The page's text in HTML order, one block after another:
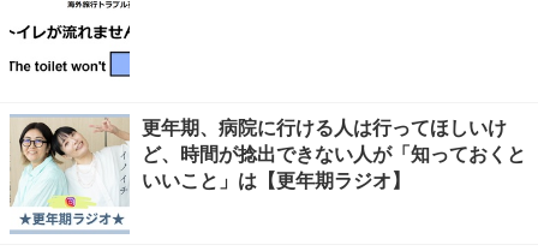
更年期、病院に行ける人は行ってほしいけ
ど、時間が捻出できない人が「知っておくと
いいこと」は【更年期ラジオ】